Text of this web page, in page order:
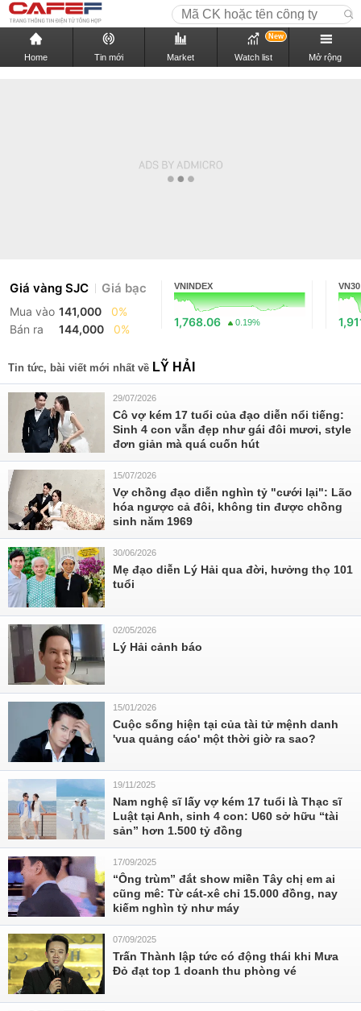
Home Tin mới Market Watch list
New
Mở rộng
Giá vàng SJC Giá bạc
Mua vào 141,000
0%
Bán ra
144,000 0%
VNINDEX
1,768.06 0.19%
VN30
Tin tức, bài viết mới nhất về LỸ HẢI
29/07/2026
Cô vợ kém 17 tuổi của đạo diễn nổi tiếng:
Sinh 4 con vẫn đẹp như gái đôi mươi, style
đơn giản mà quá cuốn hút
15/07/2026
Vợ chồng đạo diễn nghìn tỷ "cưới lại": Lão
hóa ngược cả đôi, không tin được chồng
sinh năm 1969
30/06/2026
Mẹ đạo diễn Lý Hải qua đời, hưởng thọ 101
tuổi
02/05/2026
Lý Hải cảnh báo
15/01/2026
Cuộc sống hiện tại của tài tử mệnh danh
'vua quảng cáo' một thời giờ ra sao?
19/11/2025
Nam nghệ sĩ lấy vợ kém 17 tuổi là Thạc sĩ
Luật tại Anh, sinh 4 con: U60 sở hữu “tài
sản” hơn 1.500 tỷ đồng
17/09/2025
“Ông trùm” đắt show miền Tây chị em ai
cũng mê: Từ cát-xê chỉ 15.000 đồng, nay
kiếm nghìn tỷ như máy
07/09/2025
Trấn Thành lập tức có động thái khi Mưa
Đỏ đạt top 1 doanh thu phòng vé